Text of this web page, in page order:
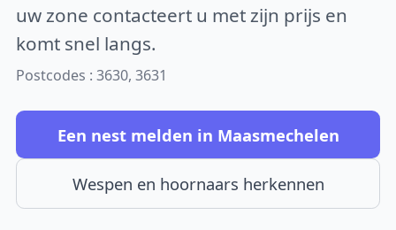
uw zone contacteert u met zijn prijs en
komt snel langs.
Postcodes : 3630, 3631
Een nest melden in Maasmechelen
Wespen en hoornaars herkennen